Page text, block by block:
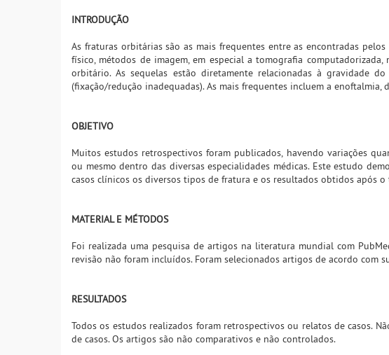
INTRODUÇÃO
As fraturas orbitárias são as mais frequentes entre as encontradas
físico, métodos de imagem, em especial a tomografia
orbitário. As sequelas estão diretamente relacionadas à gravidade
(fixação/redução inadequadas). As mais frequentes incluem a
OBJETIVO
Muitos estudos retrospectivos foram publicados, havendo variações
ou mesmo dentro das diversas especialidades médicas. Este estudo
casos clínicos os diversos tipos de fratura e os resultados obtidos após
MATERIAL E MÉTODOS
Foi realizada uma pesquisa de artigos na literatura mundial com
revisão não foram incluídos. Foram selecionados artigos de acordo com
RESULTADOS
Todos os estudos realizados foram retrospectivos ou relatos de casos.
de casos. Os artigos são não comparativos e não controlados.